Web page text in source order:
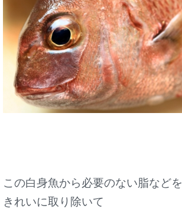
この白身魚から必要のない脂などを
きれいに取り除いて